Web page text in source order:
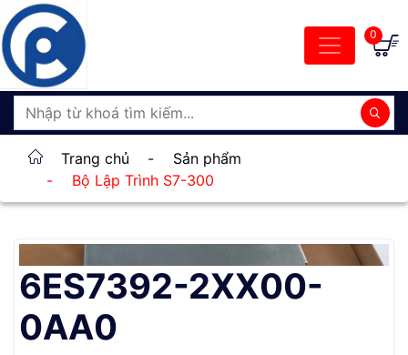
0
Trang chủ -
Sản phẩm
-
Bộ Lập Trình S7-300
6ES7392-2XX00-
0AA0